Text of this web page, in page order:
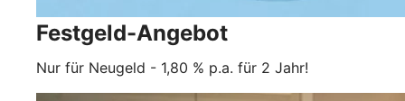
Festgeld-Angebot
Nur für Neugeld - 1,80 % p.a. für 2 Jahr!